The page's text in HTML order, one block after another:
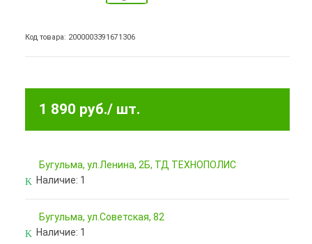
Код товара: 2000003391671306
1 890 руб./ шт.
Бугульма, ул.Ленина, 2Б, ТД ТЕХНОПОЛИС
Наличие: 1
Бугульма, ул.Советская, 82
Наличие: 1